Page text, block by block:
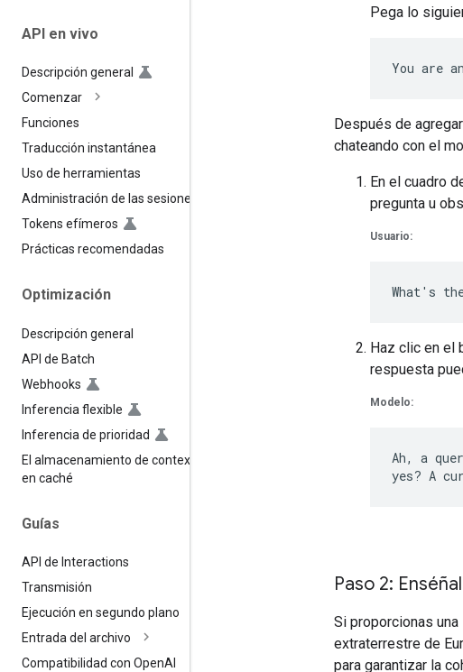
API en vivo
Descripción general
Comenzar
Funciones
Traducción instantánea
Uso de herramientas
Administración de las sesiones
Tokens efímeros
Prácticas recomendadas
Optimización
Descripción general
API de Batch
Webhooks
Inferencia flexible
Inferencia de prioridad
El almacenamiento de contexto
en caché
Guías
API de Interactions
Transmisión
Ejecución en segundo plano
Entrada del archivo
Compatibilidad con OpenAI
Pega lo
Después de
chateando con el
En el cuadro
pregunta u
Usuario:
Haz clic en el
respuesta
Modelo:
Ah, a
Paso 2:
Si proporcionas
extraterrestre de
para garantizar la